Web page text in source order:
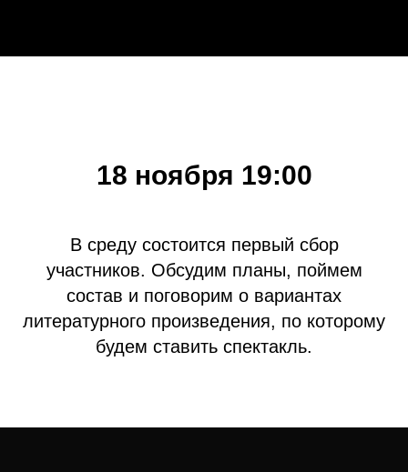
18 ноября 19:00
В среду состоится первый сбор
участников. Обсудим планы, поймем
состав и поговорим о вариантах
литературного произведения, по которому
будем ставить спектакль.